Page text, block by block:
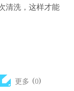
清洗，这样才能
更多 (0)